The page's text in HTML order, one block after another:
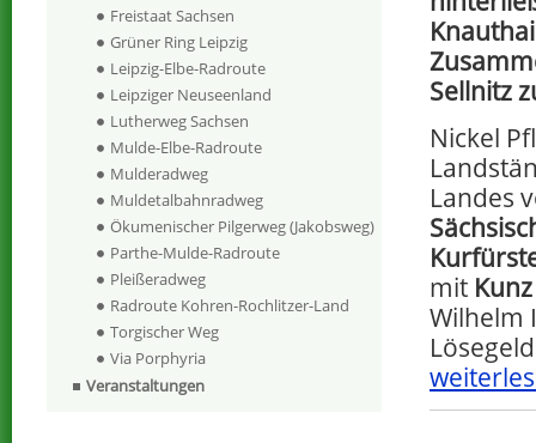
Sellnitz
Nickel
Landes
mit
Wilhelm
Freistaat Sachsen
Grüner Ring Leipzig
Leipzig-Elbe-Radroute
Leipziger Neuseenland
Lutherweg Sachsen
Mulde-Elbe-Radroute
Mulderadweg
Muldetalbahnradweg
Ökumenischer Pilgerweg (Jakobsweg)
Parthe-Mulde-Radroute
Pleißeradweg
Radroute Kohren-Rochlitzer-Land
Torgischer Weg
Via Porphyria
Veranstaltungen